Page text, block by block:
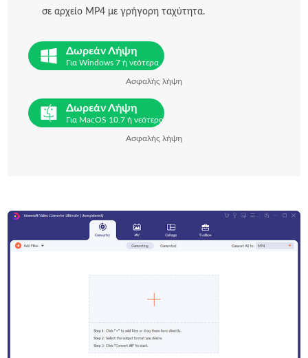
σε αρχείο MP4 με γρήγορη ταχύτητα.
Δωρεάν Λήψη
Για Windows 7 ή νεότερα
Ασφαλής λήψη
Δωρεάν Λήψη
Για MacOS 10.7 ή νεότερο
Ασφαλής λήψη